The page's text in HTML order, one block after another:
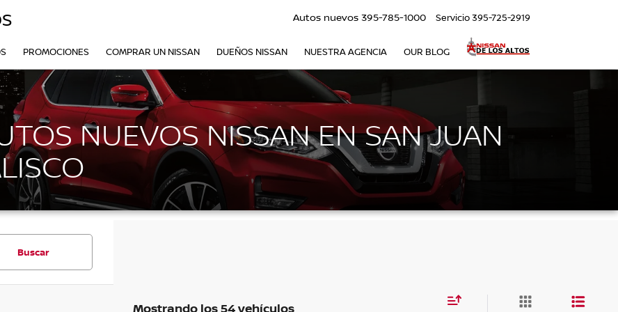
Autos nuevos 395-785-1000 Servicio395-725-2919
PROMOCIONES COMPRAR UN NISSAN DUEÑOS NISSAN NUESTRA AGENCIA OUR BLOG
NUEVOS NISSAN EN SAN JUAN
Buscar
Mostrando los 54 vehículos